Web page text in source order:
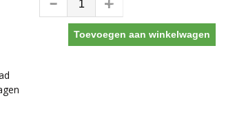
Toevoegen aan winkelwagen